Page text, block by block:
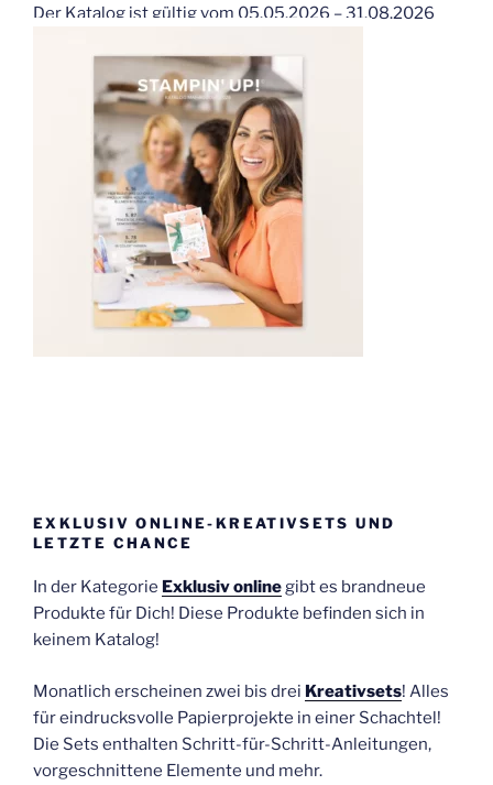
Der Katalog ist gültig vom 05.05.2026 – 31.08.2026
EXKLUSIV ONLINE-KREATIVSETS UND
LETZTE CHANCE
In der Kategorie Exklusiv onlinegibt es brandneue
Produkte für Dich! Diese Produkte befinden sich in
keinem Katalog!
Monatlich erscheinen zwei bis drei Kreativsets! Alles
für eindrucksvolle Papierprojekte in einer Schachtel!
Die Sets enthalten Schritt-für-Schritt-Anleitungen,
vorgeschnittene Elemente und mehr.